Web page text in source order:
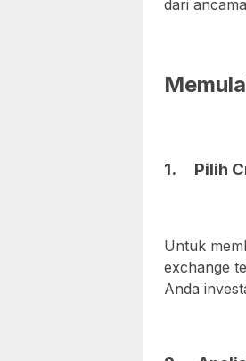
dari
1. Pilih
Untuk
exchange
Anda